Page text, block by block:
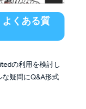
くある質
の利用を検討し
疑問にQ&A形式